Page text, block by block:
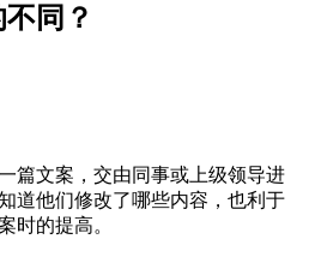
同？
篇文案，交由同事或上级领导进
道他们修改了哪些内容，也利于
时的提高。